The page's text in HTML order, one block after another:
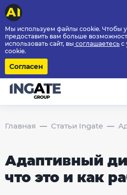
Мы используем файлы cookie. Чтобы
предоставить вам больше
использовать сайт, вы соглашаетесь с
cookie.
Согласен
Главная Статьи Ingate
Адаптивный
что это и как